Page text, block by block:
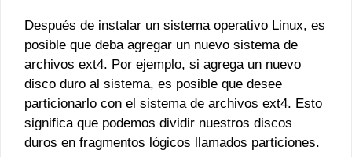
Después de instalar un sistema operativo Linux, es
posible que deba agregar un nuevo sistema de
archivos ext4. Por ejemplo, si agrega un nuevo
disco duro al sistema, es posible que desee
particionarlo con el sistema de archivos ext4. Esto
significa que podemos dividir nuestros discos
duros en fragmentos lógicos llamados particiones.